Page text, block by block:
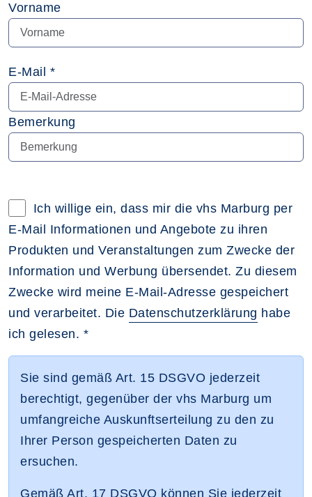
Vorname
E-Mail *
Bemerkung
Datenschutzerklärung im neuen Browsertab
Ich willige ein, dass mir die vhs Marburg per
E-Mail Informationen und Angebote zu ihren
Produkten und Veranstaltungen zum Zwecke der
Information und Werbung übersendet. Zu diesem
Zwecke wird meine E-Mail-Adresse gespeichert
und verarbeitet. Die Datenschutzerklärung habe
ich gelesen. *
Sie sind gemäß Art. 15 DSGVO jederzeit
berechtigt, gegenüber der vhs Marburg um
umfangreiche Auskunftserteilung zu den zu
Ihrer Person gespeicherten Daten zu
ersuchen.
Gemäß Art. 17 DSGVO können Sie jederzeit